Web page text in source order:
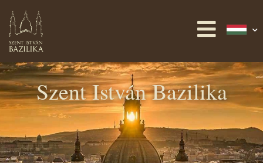
Szent István Bazilika